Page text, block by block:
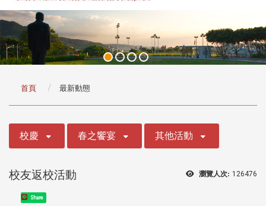
首頁 最新動態
校慶 春之饗宴 其他活動
瀏覽人次: 126476
校友返校活動
Share